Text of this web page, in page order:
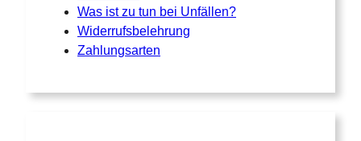
Was ist zu tun bei Unfällen?
Widerrufsbelehrung
Zahlungsarten